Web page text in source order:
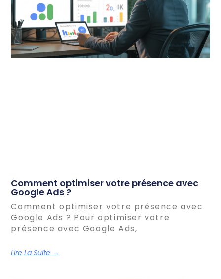
Comment optimiser votre présence avec
Google Ads ?
Comment optimiser votre présence avec
Google Ads ? Pour optimiser votre
présence avec Google Ads,
Lire La Suite →